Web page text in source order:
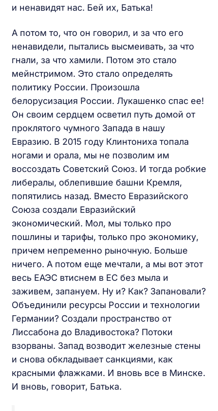
и ненавидят нас. Бей их, Батька!
А потом то, что он говорил, и за что его
ненавидели, пытались высмеивать, за что
гнали, за что хамили. Потом это стало
мейнстримом. Это стало определять
политику России. Произошла
белорусизация России. Лукашенко спас ее!
Он своим сердцем осветил путь домой от
проклятого чумного Запада в нашу
Евразию. В 2015 году Клинтониха топала
ногами и орала, мы не позволим им
воссоздать Советский Союз. И тогда робкие
либералы, облепившие башни Кремля,
попятились назад. Вместо Евразийского
Союза создали Евразийский
экономический. Мол, мы только про
пошлины и тарифы, только про экономику,
причем непременно рыночную. Больше
ничего. А потом еще мечтали, а мы вот этот
весь ЕАЭС втиснем в ЕС без мыла и
заживем, запануем. Ну и? Как? Запановали?
Объединили ресурсы России и технологии
Германии? Создали пространство от
Лиссабона до Владивостока? Потоки
взорваны. Запад возводит железные стены
и снова обкладывает санкциями, как
красными флажками. И вновь все в Минске.
И вновь, говорит, Батька.